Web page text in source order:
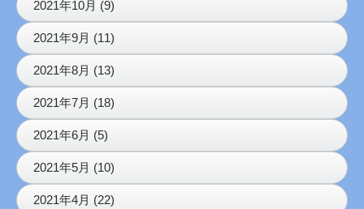
2021年10月 (9)
2021年9月 (11)
2021年8月 (13)
2021年7月 (18)
2021年6月 (5)
2021年5月 (10)
2021年4月 (22)